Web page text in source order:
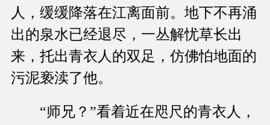
人，缓缓降落在江离面前。地下不再涌
出的泉水已经退尽，一丛解忧草长出
来，托出青衣人的双足，仿佛怕地面的
污泥亵渎了他。
“师兄？”看着近在咫尺的青衣人，